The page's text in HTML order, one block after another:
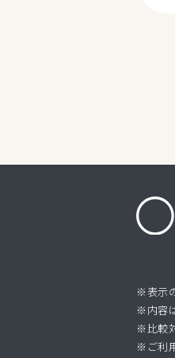
※表示
※内容
※比較
※ご利